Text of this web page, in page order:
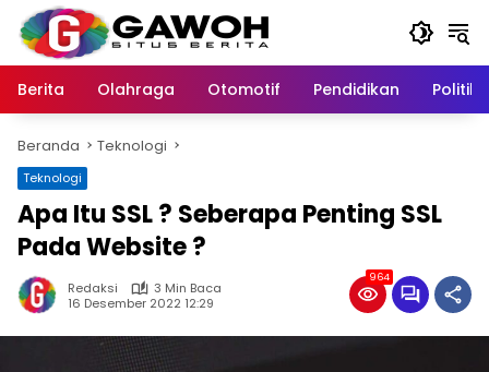
Langsung
konten
Berita
Olahraga Otomotif Pendidikan Politik
Beranda Teknologi
Teknologi
Apa Itu SSL ? Seberapa Penting SSL
Pada Website ?
Redaksi
3 Min Baca
16 Desember 2022 12:29
964